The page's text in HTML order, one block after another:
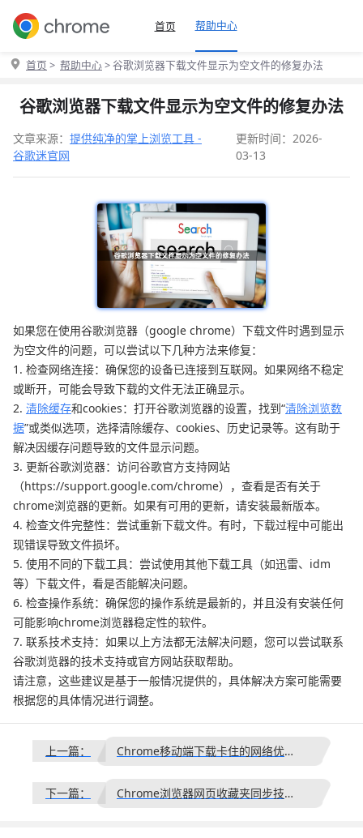
首页 帮助中心
首页 > 帮助中心> 谷歌浏览器下载文件显示为空文件的修复办法
谷歌浏览器下载文件显示为空文件的修复办法
文章来源： 提供纯净的掌上浏览工具 -
谷歌迷官网
更新时间：2026-
03-13
如果您在使用谷歌浏览器（google chrome）下载文件时遇到显示
为空文件的问题，可以尝试以下几种方法来修复：
1. 检查网络连接：确保您的设备已连接到互联网。如果网络不稳定
或断开，可能会导致下载的文件无法正确显示。
2. 清除缓存和cookies：打开谷歌浏览器的设置，找到“清除浏览数
据”或类似选项，选择清除缓存、cookies、历史记录等。这有助于
解决因缓存问题导致的文件显示问题。
3. 更新谷歌浏览器：访问谷歌官方支持网站
（https://support.google.com/chrome），查看是否有关于
chrome浏览器的更新。如果有可用的更新，请安装最新版本。
4. 检查文件完整性：尝试重新下载文件。有时，下载过程中可能出
现错误导致文件损坏。
5. 使用不同的下载工具：尝试使用其他下载工具（如迅雷、idm
等）下载文件，看是否能解决问题。
6. 检查操作系统：确保您的操作系统是最新的，并且没有安装任何
可能影响chrome浏览器稳定性的软件。
7. 联系技术支持：如果以上方法都无法解决问题，您可以尝试联系
谷歌浏览器的技术支持或官方网站获取帮助。
请注意，这些建议是基于一般情况提供的，具体解决方案可能需要
根据您的具体情况进行调整。
上一篇： Chrome移动端下载卡住的网络优化技巧
下一篇： Chrome浏览器网页收藏夹同步技巧和异常处理方法汇总